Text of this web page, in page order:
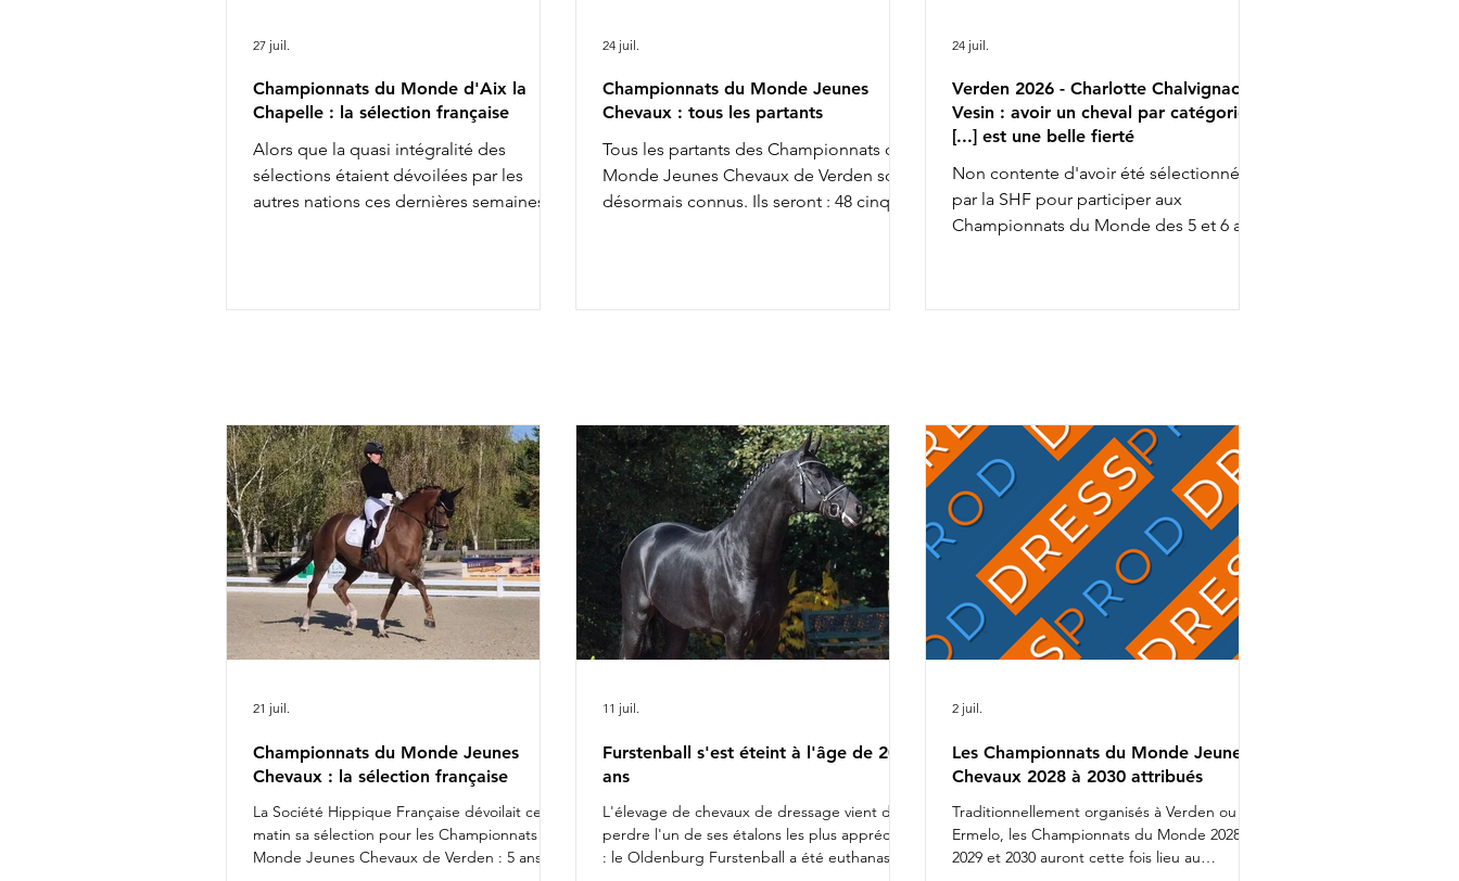
Championnats du Monde d'Aix la
Chapelle : la sélection française
Alors que la quasi intégralité des
sélections étaient dévoilées par les
autres nations ces dernières semaines,
de l'équipe de France des
Roussel & Bel Amour Jean Morel
commentait : " Nous sommes fiers de
présenter une é
27 juil.
Championnats du Monde Jeunes
Chevaux : tous les partants
Tous les partants des Championnats du
Monde Jeunes Chevaux de Verden sont
désormais connus. Ils seront : 48 cinq
24 juil.
Verden 2026 - Charlotte Chalvignac
Vesin : avoir un cheval par catégorie
[...] est une belle fierté
Non contente d'avoir été sélectionnée
par la SHF pour participer aux
Championnats du Monde des 5 et 6 ans
Chalvignac et Jean Vesin prendront
dans quelques jours la route de
l'Allemagne avec 1 cheval par catégo
24 juil.
Championnats du Monde Jeunes
Chevaux : la sélection française
La Société Hippique Française dévoilait ce
matin sa sélection pour les Championnats du
Monde Jeunes Chevaux de Verden : 5 ans
21 juil.
Furstenball s'est éteint à l'âge de 20
ans
L'élevage de chevaux de dressage vient de
perdre l'un de ses étalons les plus appréciés
: le Oldenburg Furstenball a été euthanasié
11 juil.
Les Championnats du Monde Jeunes
Chevaux 2028 à 2030 attribués
Traditionnellement organisés à Verden ou
Ermelo, les Championnats du Monde 2028,
2029 et 2030 auront cette fois lieu au
2 juil.